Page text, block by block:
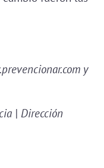
y
| Dirección